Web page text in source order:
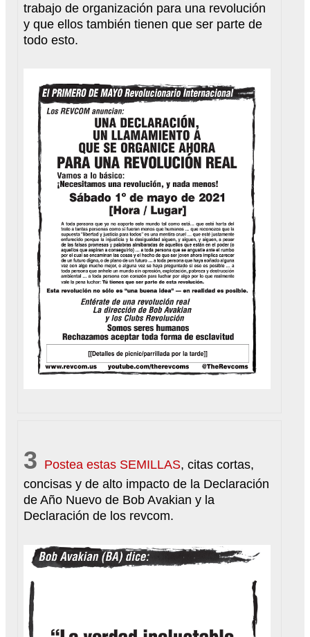
trabajo de organización para una revolución
y que ellos también tienen que ser parte de
todo esto.
3 Postea estas SEMILLAS, citas cortas,
concisas y de alto impacto de la Declaración
de Año Nuevo de Bob Avakian y la
Declaración de los revcom.